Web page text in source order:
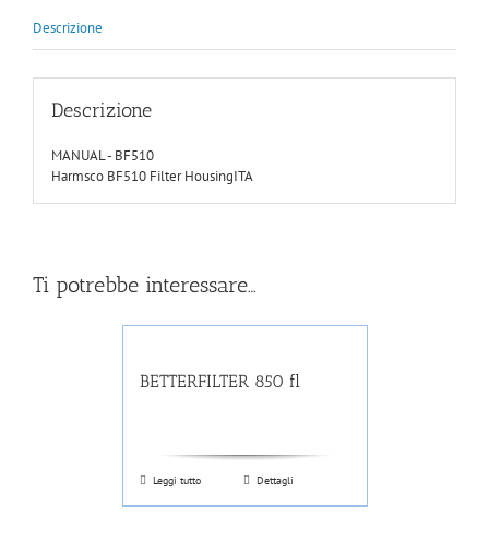
Descrizione
Descrizione
MANUAL - BF510
Harmsco BF510 Filter HousingITA
Ti potrebbe interessare…
BETTERFILTER 850 fl
Leggi tutto Dettagli